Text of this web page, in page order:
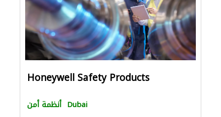
Honeywell Safety Products
أنظمة أمن Dubai